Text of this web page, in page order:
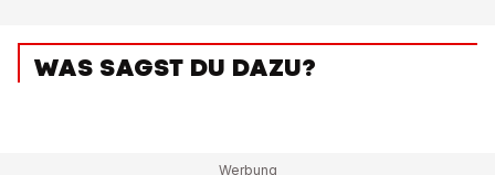
WAS SAGST DU DAZU?